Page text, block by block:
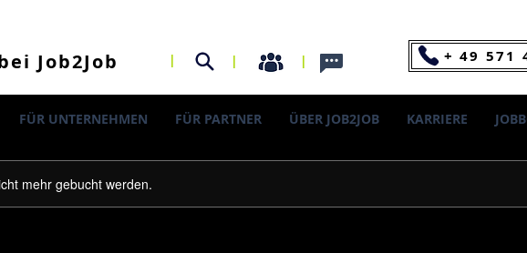
Job2Job I I I + 49 571
mehr gebucht werden.
FÜR UNTERNEHMEN FÜR PARTNER ÜBER JOB2JOB KARRIERE